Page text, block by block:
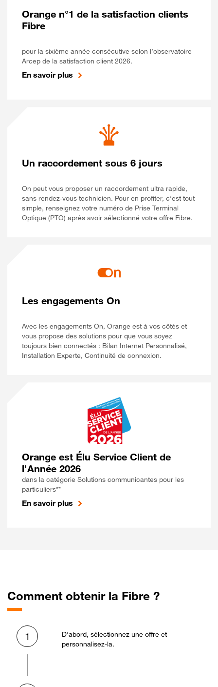
Orange n°1 de la satisfaction clients
Fibre
pour la sixième année consécutive selon l’observatoire
Arcep de la satisfaction client 2026.
En savoir plus
Un raccordement sous 6 jours
On peut vous proposer un raccordement ultra rapide,
sans rendez-vous technicien. Pour en profiter, c’est tout
simple, renseignez votre numéro de Prise Terminal
Optique (PTO) après avoir sélectionné votre offre Fibre.
Les engagements On
Avec les engagements On, Orange est à vos côtés et
vous propose des solutions pour que vous soyez
toujours bien connectés : Bilan Internet Personnalisé,
Installation Experte, Continuité de connexion.
Orange est Élu Service Client de
l'Année 2026
dans la catégorie Solutions communicantes pour les
particuliers**
En savoir plus
Comment obtenir la Fibre ?
1
D’abord, sélectionnez une offre et
personnalisez-la.